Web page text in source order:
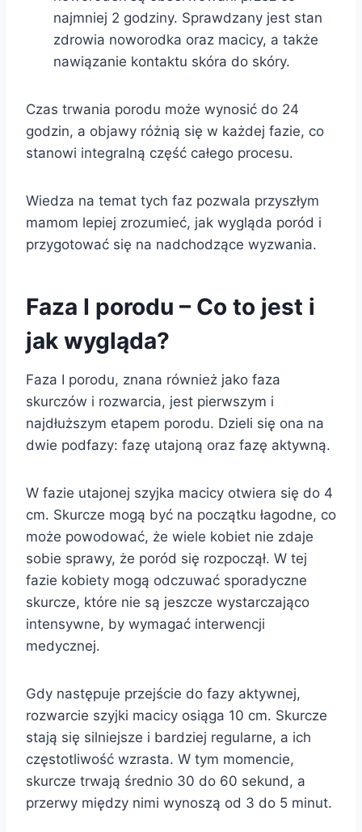
najmniej 2 godziny. Sprawdzany jest stan
zdrowia noworodka oraz macicy, a także
nawiązanie kontaktu skóra do skóry.
Czas trwania porodu może wynosić do 24
godzin, a objawy różnią się w każdej fazie, co
stanowi integralną część całego procesu.
Wiedza na temat tych faz pozwala przyszłym
mamom lepiej zrozumieć, jak wygląda poród i
przygotować się na nadchodzące wyzwania.
Faza I porodu – Co to jest i
jak wygląda?
Faza I porodu, znana również jako faza
skurczów i rozwarcia, jest pierwszym i
najdłuższym etapem porodu. Dzieli się ona na
dwie podfazy: fazę utajoną oraz fazę aktywną.
W fazie utajonej szyjka macicy otwiera się do 4
cm. Skurcze mogą być na początku łagodne, co
może powodować, że wiele kobiet nie zdaje
sobie sprawy, że poród się rozpoczął. W tej
fazie kobiety mogą odczuwać sporadyczne
skurcze, które nie są jeszcze wystarczająco
intensywne, by wymagać interwencji
medycznej.
Gdy następuje przejście do fazy aktywnej,
rozwarcie szyjki macicy osiąga 10 cm. Skurcze
stają się silniejsze i bardziej regularne, a ich
częstotliwość wzrasta. W tym momencie,
skurcze trwają średnio 30 do 60 sekund, a
przerwy między nimi wynoszą od 3 do 5 minut.